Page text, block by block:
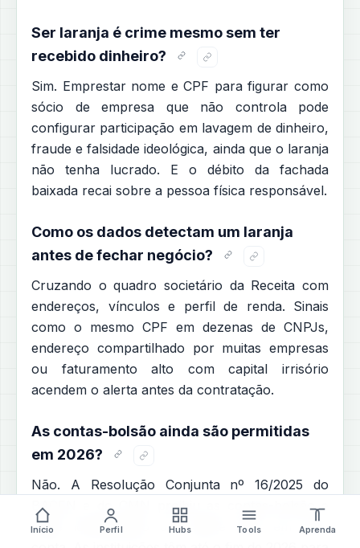
Ser laranja é crime mesmo sem ter
recebido dinheiro?
Sim. Emprestar nome e CPF para figurar como
sócio de empresa que não controla pode
configurar participação em lavagem de dinheiro,
fraude e falsidade ideológica, ainda que o laranja
não tenha lucrado. E o débito da fachada
baixada recai sobre a pessoa física responsável.
Como os dados detectam um laranja
antes de fechar negócio?
Cruzando o quadro societário da Receita com
endereços, vínculos e perfil de renda. Sinais
como o mesmo CPF em dezenas de CNPJs,
endereço compartilhado por muitas empresas
ou faturamento alto com capital irrisório
acendem o alerta antes da contratação.
As contas-bolsão ainda são permitidas
em 2026?
Não. A Resolução Conjunta nº 16/2025 do
BACEN e do CMN proibiu as contas-bolsão e
exige identificação do cliente final em toda
Início Perfil Hubs Tools Aprenda